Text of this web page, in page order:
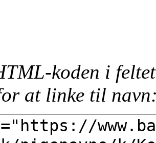
koden i
at linke til